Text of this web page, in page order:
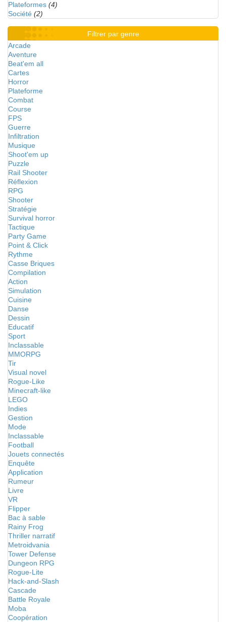
Plateformes (4)
Société (2)
Filtrer par genre
Arcade
Aventure
Beat'em all
Cartes
Horror
Plateforme
Combat
Course
FPS
Guerre
Infiltration
Musique
Shoot'em up
Puzzle
Rail Shooter
Réflexion
RPG
Shooter
Stratégie
Survival horror
Tactique
Party Game
Point & Click
Rythme
Casse Briques
Compilation
Action
Simulation
Cuisine
Danse
Dessin
Educatif
Sport
Inclassable
MMORPG
Tir
Visual novel
Rogue-Like
Minecraft-like
LEGO
Indies
Gestion
Mode
Inclassable
Football
Jouets connectés
Enquête
Application
Rumeur
Livre
VR
Flipper
Bac à sable
Rainy Frog
Thriller narratif
Metroidvania
Tower Defense
Dungeon RPG
Rogue-Lite
Hack-and-Slash
Cascade
Battle Royale
Moba
Coopération